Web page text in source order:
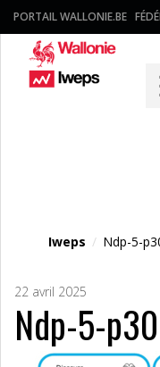
PORTAIL WALLONIE.BE
Iweps / Ndp-5-
22 avril 2025
Ndp-5-p30